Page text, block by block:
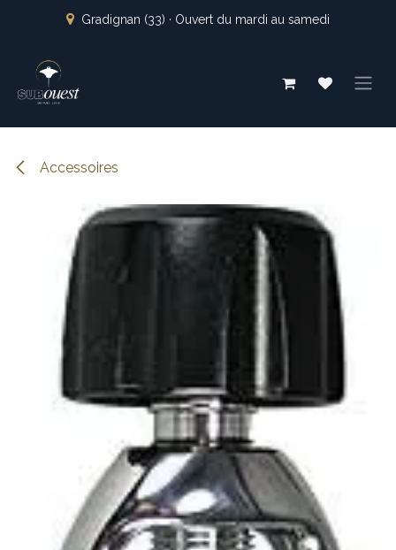
Se rendre au contenu
Gradignan (33) · Ouvert du mardi au samedi
Accessoires